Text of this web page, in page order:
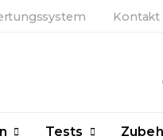
Kontakt
Tests